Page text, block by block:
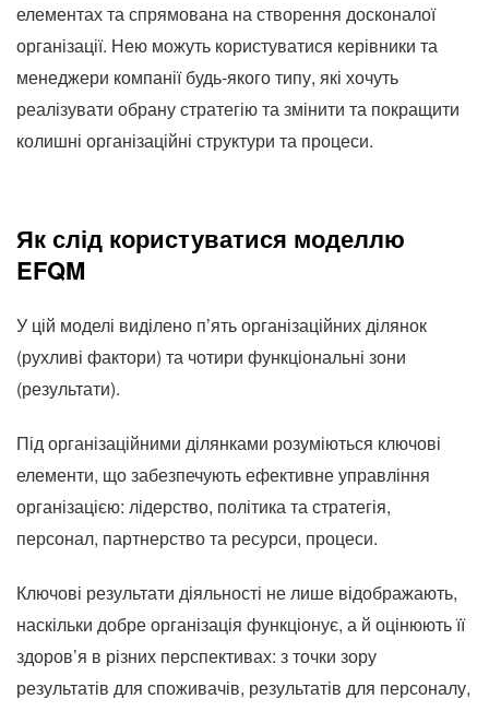
елементах та спрямована на створення досконалої
організації. Нею можуть користуватися керівники та
менеджери компанії будь-якого типу, які хочуть
реалізувати обрану стратегію та змінити та покращити
колишні організаційні структури та процеси.
Як слід користуватися моделлю
EFQM
У цій моделі виділено п’ять організаційних ділянок
(рухливі фактори) та чотири функціональні зони
(результати).
Під організаційними ділянками розуміються ключові
елементи, що забезпечують ефективне управління
організацією: лідерство, політика та стратегія,
персонал, партнерство та ресурси, процеси.
Ключові результати діяльності не лише відображають,
наскільки добре організація функціонує, а й оцінюють її
здоров’я в різних перспективах: з точки зору
результатів для споживачів, результатів для персоналу,